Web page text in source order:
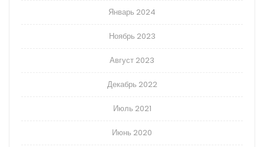
Январь 2024
Ноябрь 2023
Август 2023
Декабрь 2022
Июль 2021
Июнь 2020